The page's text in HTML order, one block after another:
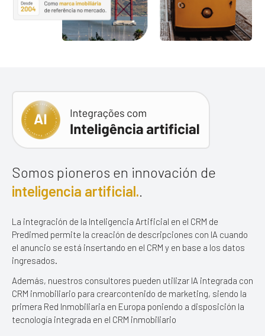
Somos pioneros en innovación de
inteligencia artificial.
La integración de la Inteligencia Artificial en el CRM de
Predimed permite la creación de descripciones con IA cuando
el anuncio se está insertando en el CRM y en base a los datos
ingresados.
Además, nuestros consultores pueden utilizar IA integrada con
CRM inmobiliario para crearcontenido de marketing, siendo la
primera Red Inmobiliaria en Europa poniendo a disposición la
tecnología integrada en el CRM inmobiliario